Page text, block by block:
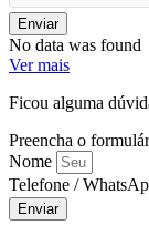
Enviar
No data was found
Ver mais
Ficou alguma
Preencha o
Nome
Telefone /
Enviar